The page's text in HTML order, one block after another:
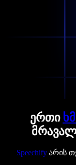
ერთი
Speechify არის